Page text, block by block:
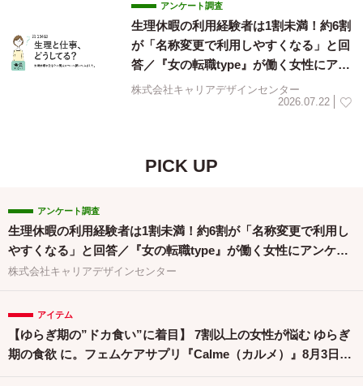
アンケート調査
生理休暇の利用経験者は1割未満！約6割
が「名称変更で利用しやすくなる」と回
答／『女の転職type』が働く女性にアン
ケート【第134回】
株式会社キャリアデザインセンター
2026.07.22
PICK UP
アンケート調査
生理休暇の利用経験者は1割未満！約6割が「名称変更で利用し
やすくなる」と回答／『女の転職type』が働く女性にアンケー
ト【第134回】
株式会社キャリアデザインセンター
アイテム
【ゆらぎ期の”ドカ食い”に着目】 7割以上の女性が悩む ゆらぎ
期の食欲 に。フェムケアサプリ『Calme（カルメ）』8月3日新